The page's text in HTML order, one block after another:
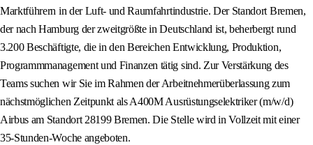
Marktführern in der Luft- und Raumfahrtindustrie. Der Standort Bremen,
der nach Hamburg der zweitgrößte in Deutschland ist, beherbergt rund
3.200 Beschäftigte, die in den Bereichen Entwicklung, Produktion,
Programmmanagement und Finanzen tätig sind. Zur Verstärkung des
Teams suchen wir Sie im Rahmen der Arbeitnehmerüberlassung zum
nächstmöglichen Zeitpunkt als A400M Ausrüstungselektriker (m/w/d)
Airbus am Standort 28199 Bremen. Die Stelle wird in Vollzeit mit einer
35-Stunden-Woche angeboten.